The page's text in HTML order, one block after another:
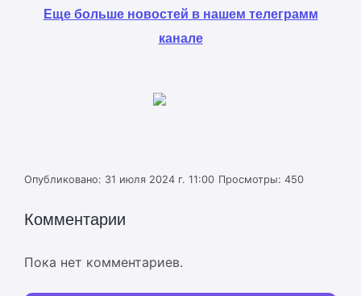
Еще больше новостей в нашем телеграмм
канале
Опубликовано: 31 июля 2024 г. 11:00 Просмотры: 450
Комментарии
Пока нет комментариев.